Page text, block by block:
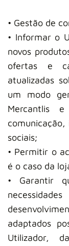
• Gestão de
• Informar o
novos
ofertas e
atualizadas
um modo
Mercantlis
comunicação,
sociais;
• Permitir o
é o caso da
• Garantir
adaptados
Utilizador,